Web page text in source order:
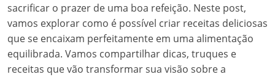
sacrificar o prazer de uma boa refeição. Neste post,
vamos explorar como é possível criar receitas deliciosas
que se encaixam perfeitamente em uma alimentação
equilibrada. Vamos compartilhar dicas, truques e
receitas que vão transformar sua visão sobre a